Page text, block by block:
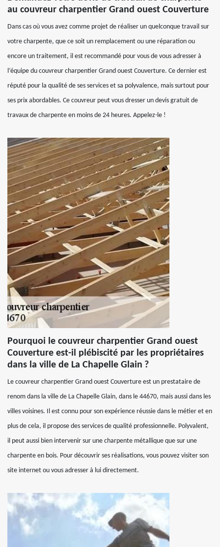
au couvreur charpentier Grand ouest Couverture
Dans cas où vous avez comme projet de réaliser un quelconque travail sur
votre charpente, que ce soit un remplacement ou une réparation ou
encore un traitement, il est recommandé pour vous de vous adresser à
l’équipe du couvreur charpentier Grand ouest Couverture. Ce dernier est
réputé pour la qualité de ses services et sa polyvalence, mais surtout pour
ses prix abordables. Ce couvreur peut vous dresser un devis gratuit de
travaux de charpente en moins de 24 heures. Appelez-le !
Pourquoi le couvreur charpentier Grand ouest
Couverture est-il plébiscité par les propriétaires
dans la ville de La Chapelle Glain ?
Le couvreur charpentier Grand ouest Couverture est un prestataire de
renom dans la ville de La Chapelle Glain, dans le 44670, mais aussi dans les
villes voisines. Il est connu pour son expérience réussie dans le métier et en
plus de cela, il propose des services de qualité professionnelle. Polyvalent,
il peut aussi bien intervenir sur une charpente métallique que sur une
charpente en bois. Pour découvrir ses réalisations, vous pouvez visiter son
site internet ou vous adresser à lui directement.